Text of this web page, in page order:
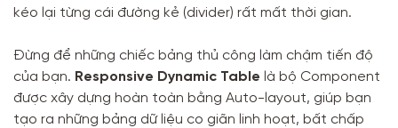
kéo lại từng cái đường kẻ (divider) rất mất thời gian.
Đừng để những chiếc bảng thủ công làm chậm tiến độ
của bạn. Responsive Dynamic Table là bộ Component
được xây dựng hoàn toàn bằng Auto-layout, giúp bạn
tạo ra những bảng dữ liệu co giãn linh hoạt, bất chấp